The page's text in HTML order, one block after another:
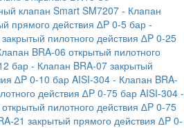
клапан Smart SM7207 - Клапан
прямого действия ∆P 0-5 бар -
пилотного действия ∆P 0-25
BRA-06 открытый пилотного
бар- Клапан BRA-07 закрытый
∆P 0-10 бар AISI-304 - Клапан BRA-
действия ∆P 0-75 бар AISI-304 -
пилотного действия ∆P 0-75
21 закрытый прямого действия ∆P 0-